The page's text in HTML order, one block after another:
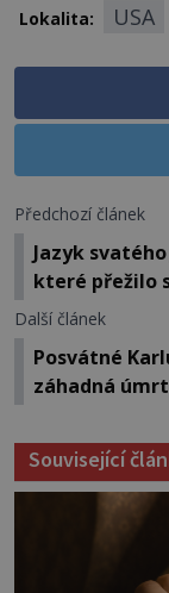
Lokalita: USA
Předchozí článek
Jazyk
které přežilo
Další článek
Posvátné
záhadná
Související